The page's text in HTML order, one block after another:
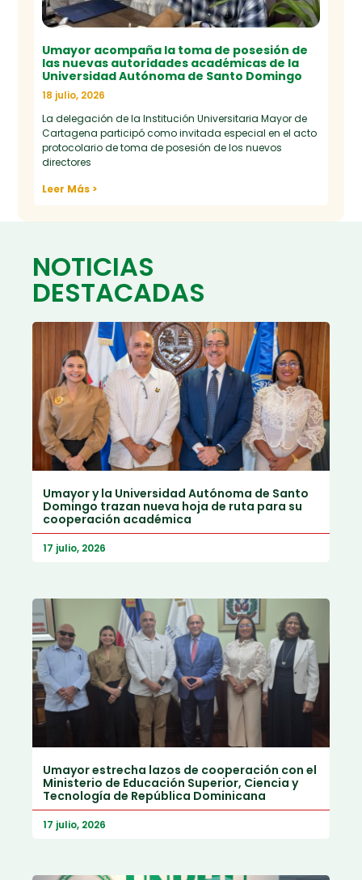
Umayor acompaña la toma de posesión de
las nuevas autoridades académicas de la
Universidad Autónoma de Santo Domingo
18 julio, 2026
La delegación de la Institución Universitaria Mayor de
Cartagena participó como invitada especial en el acto
protocolario de toma de posesión de los nuevos
directores
Leer Más >
NOTICIAS
DESTACADAS
Umayor y la Universidad Autónoma de Santo
Domingo trazan nueva hoja de ruta para su
cooperación académica
17 julio, 2026
Umayor estrecha lazos de cooperación con el
Ministerio de Educación Superior, Ciencia y
Tecnología de República Dominicana
17 julio, 2026